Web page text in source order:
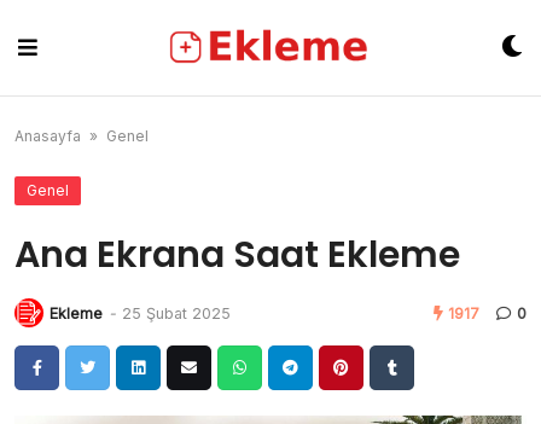
content
Anasayfa » Genel
Genel
Ana Ekrana Saat Ekleme
Ekleme - 25 Şubat 2025 1917 0